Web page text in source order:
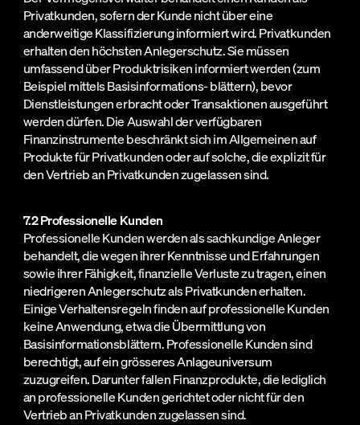
Privatkunden, sofern der Kunde nicht über eine
anderweitige Klassifizierung informiert wird. Privatkunden
erhalten den höchsten Anlegerschutz. Sie müssen
umfassend über Produktrisiken informiert werden (zum
Beispiel mittels Basisinformations- blättern), bevor
Dienstleistungen erbracht oder Transaktionen ausgeführt
werden dürfen. Die Auswahl der verfügbaren
Finanzinstrumente beschränkt sich im Allgemeinen auf
Produkte für Privatkunden oder auf solche, die explizit für
den Vertrieb an Privatkunden zugelassen sind.
7.2 Professionelle Kunden
Professionelle Kunden werden als sachkundige Anleger
behandelt, die wegen ihrer Kenntnisse und Erfahrungen
sowie ihrer Fähigkeit, finanzielle Verluste zu tragen, einen
niedrigeren Anlegerschutz als Privatkunden erhalten.
Einige Verhaltensregeln finden auf professionelle Kunden
keine Anwendung, etwa die Übermittlung von
Basisinformationsblättern. Professionelle Kunden sind
berechtigt, auf ein grösseres Anlageuniversum
zuzugreifen. Darunter fallen Finanzprodukte, die lediglich
an professionelle Kunden gerichtet oder nicht für den
Vertrieb an Privatkunden zugelassen sind.